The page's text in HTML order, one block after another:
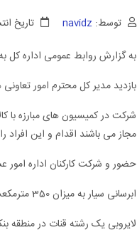
توسط: navidz تاریخ
به گزارش روابط عمومی اداره کل
بازدید مدیر کل محترم امور
شرکت در کمیسیون های مبارزه با
مجاز می باشند اقدام و این افراد
حضور و شرکت کارکنان اداره امور عشایر
ابرسانی سیار به میزان 350 مترمکعب جهت 400خانوار عشایر
لایروبی یک رشته قنات در منطقه بنکوهیه جهت